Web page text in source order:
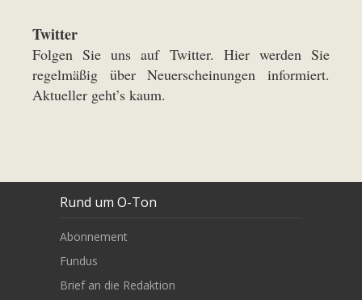
Twitter
Folgen Sie uns auf Twitter. Hier werden Sie
regelmäßig über Neuerscheinungen informiert.
Aktueller geht’s kaum.
Rund um O-Ton
Abonnement
Fundus
Brief an die Redaktion